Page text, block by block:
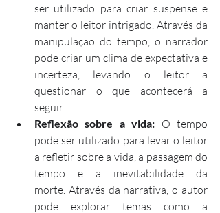
ser utilizado para criar suspense e
manter o leitor intrigado. Através da
manipulação do tempo, o narrador
pode criar um clima de expectativa e
incerteza, levando o leitor a
questionar o que acontecerá a
seguir.
Reflexão sobre a vida: O tempo
pode ser utilizado para levar o leitor
a refletir sobre a vida, a passagem do
tempo e a inevitabilidade da
morte. Através da narrativa, o autor
pode explorar temas como a